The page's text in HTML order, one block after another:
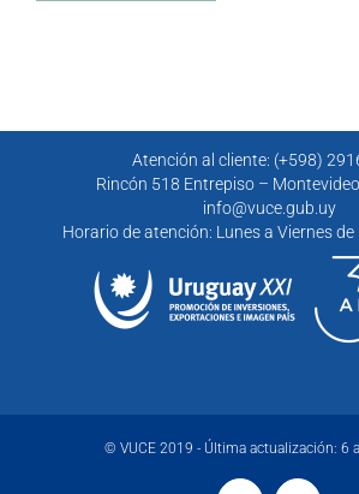
Atención al cliente: (+598)
Rincón 518 Entrepiso –
info@vuce.gub.uy
Horario de atención: Lunes a Viernes
© VUCE 2019 - Última actualización: 6